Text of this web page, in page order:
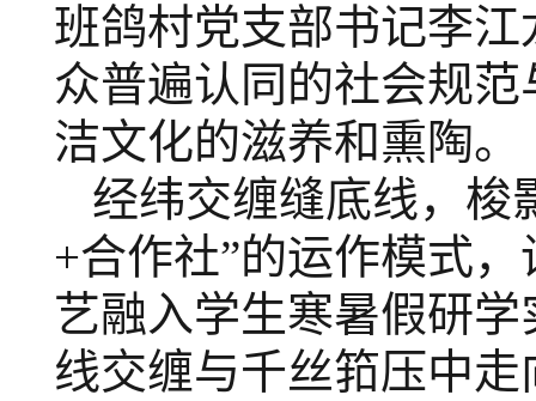
班鸽村党支部书记李
众普遍认同的社会规
洁文化的滋养和熏陶。
经纬交缠缝底线，梭
+合作社”的运作模式
艺融入学生寒暑假研
线交缠与千丝筘压中